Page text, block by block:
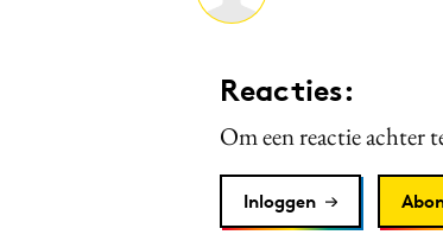
Reacties:
Om een reactie achter
Inloggen